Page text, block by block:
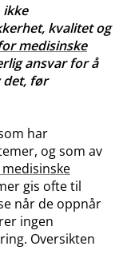
ikke
kvalitet og
medisinske
ansvar for å
det, før
har
og som av
gis ofte til
når de oppnår
ingen
Oversikten